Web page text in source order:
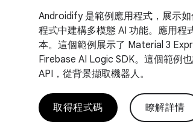
Androidify 是範例應用程式，展示
程式中建構多模態 AI 功能。應用程
本。這個範例展示了 Material 3
Firebase AI Logic SDK。這個範例
API，從背景擷取機器人。
取得程式碼 瞭解詳情